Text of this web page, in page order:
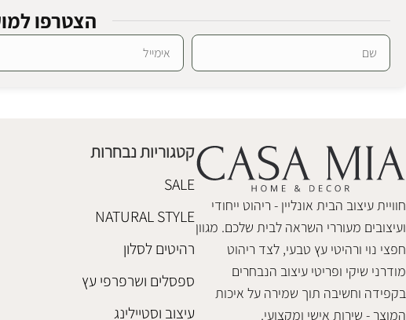
SALE
₪3,980
3,780
הוספה לסל
מזנון עץ תריס דייגו 160
הוספה לסל
הצטרפו
חוויית עיצוב הבית אונליין - ריהוט ייחודי
ועיצובים מעוררי השראה לבית שלכם. מגוון
חפצי נוי ורהיטי עץ טבעי, לצד ריהוט
מודרני שיקי ופריטי עיצוב הנבחרים
בקפידה וחשיבה תוך שמירה על איכות
המוצר - שירות אישי ומקצועי.
קטגוריות נבחרות
SALE
NATURAL STYLE
רהיטים לסלון
ספסלים ושרפרפי עץ
עיצוב וסטיילינג